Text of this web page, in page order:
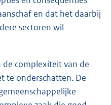
en dat het daarbij
sectoren wil
de complexiteit van de
te onderschatten. De